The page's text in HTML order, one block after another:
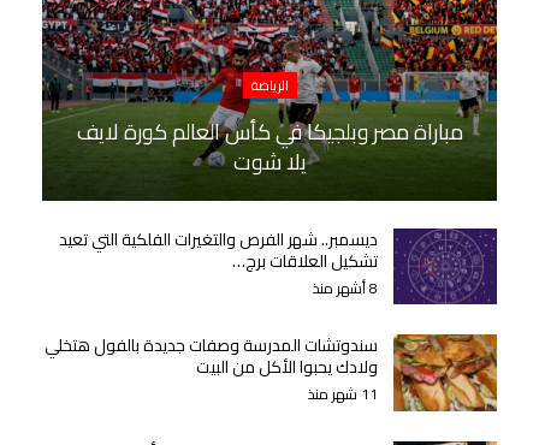
الرياضة
مباراة مصر وبلجيكا في كأس العالم كورة لايف
يلا شوت
ديسمبر.. شهر الفرص والتغيرات الفلكية التي تعيد
تشكيل العلاقات برج…
8 أشهر منذ
سندوتشات المدرسة وصفات جديدة بالفول هتخلي
ولادك يحبوا الأكل من البيت
11 شهر منذ